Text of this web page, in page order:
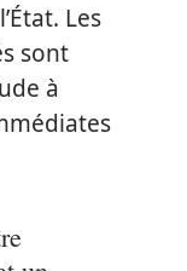
Les
sont
à